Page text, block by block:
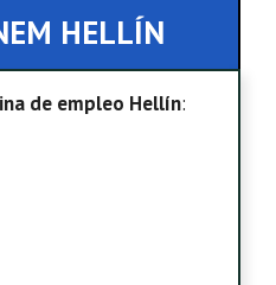
HELLÍN
de empleo Hellín: